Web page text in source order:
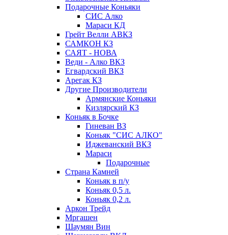
Подарочные Коньяки
СИС Алко
Мараси КД
Грейт Велли АВКЗ
САМКОН КЗ
САЯТ - НОВА
Веди - Алко ВКЗ
Егвардский ВКЗ
Арегак КЗ
Другие Производители
Армянские Коньяки
Кизлярский КЗ
Коньяк в Бочке
Гиневан ВЗ
Коньяк "СИС АЛКО"
Иджеванский ВКЗ
Мараси
Подарочные
Страна Камней
Коньяк в п/у
Коньяк 0,5 л.
Коньяк 0,2 л.
Аркон Трейд
Мргашен
Шаумян Вин